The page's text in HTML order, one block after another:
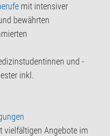
mit intensiver
bewährten
und -
inkl.
vielfältigen Angebote im